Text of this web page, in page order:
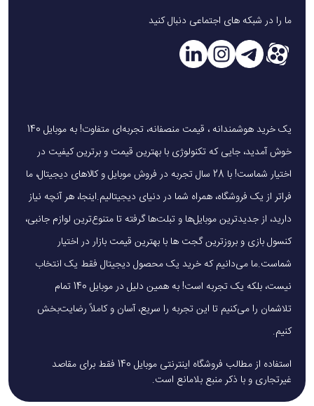
ما را در شبکه های اجتماعی دنبال کنید
یک خرید هوشمندانه ، قیمت منصفانه، تجربه‌ای متفاوت! به موبایل 140
خوش آمدید، جایی که تکنولوژی با بهترین قیمت و برترین کیفیت در
اختیار شماست! با 28 سال تجربه در فروش موبایل و کالاهای دیجیتال، ما
فراتر از یک فروشگاه، همراه شما در دنیای دیجیتالیم.اینجا، هر آنچه نیاز
دارید، از جدیدترین موبایل‌ها و تبلت‌ها گرفته تا متنوع‌ترین لوازم جانبی،
کنسول بازی و بروزترین گجت ها با بهترین قیمت بازار در اختیار
شماست.ما می‌دانیم که خرید یک محصول دیجیتال فقط یک انتخاب
نیست، بلکه یک تجربه است! به همین دلیل در موبایل 140 تمام
تلاشمان را می‌کنیم تا این تجربه را سریع، آسان و کاملاً رضایت‌بخش
کنیم.
استفاده از مطالب فروشگاه اینترنتی موبایل 140 فقط برای مقاصد
غیرتجاری و با ذکر منبع بلامانع است.